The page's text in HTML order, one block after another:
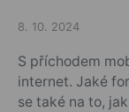
Posted on
8. 10. 2024
S příchodem
internet. Jaké
se také na to,